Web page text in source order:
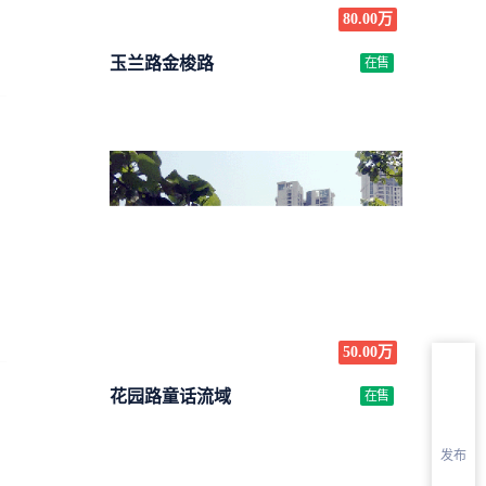
发布
80.00万
玉兰路金梭路 在售
50.00万
花园路童话流域 在售